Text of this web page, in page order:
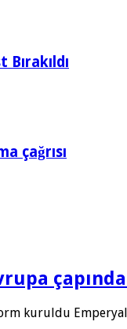
çağrısı
kuruldu